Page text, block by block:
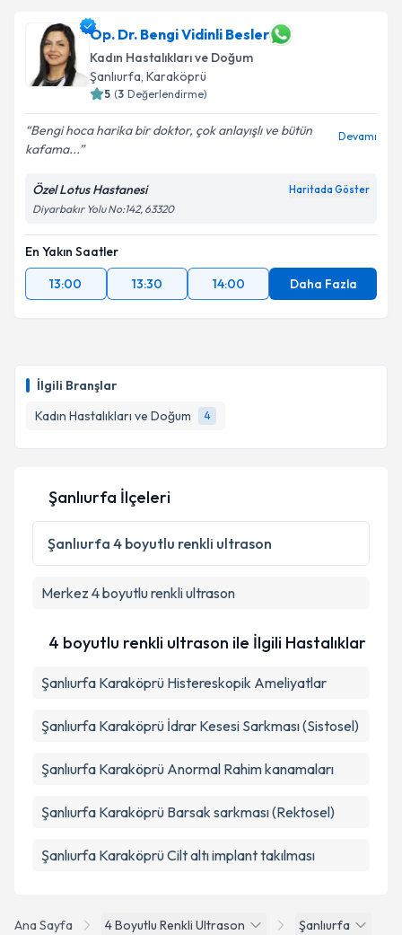
İlgili Branşlar
Kadın Hastalıkları ve Doğum
4
takvim hazırlandığında e-posta ile bilgilendireceğiz.
E-posta Adresiniz
kapsamda işlenmesini kabul ediyorum.
Op. Dr. Bengi Vidinli Besler
Kadın Hastalıkları ve Doğum
Şanlıurfa, Karaköprü
5 (3 Değerlendirme)
Bengi hoca harika bir doktor, çok anlayışlı ve bütün
kafama...
Devamı
Özel Lotus Hastanesi Haritada Göster
Diyarbakır Yolu No:142, 63320
En Yakın Saatler
13:00
13:30 14:00 Daha Fazla
Ana Sayfa 4 Boyutlu Renkli Ultrason
Şanlıurfa
Şanlıurfa İlçeleri
Şanlıurfa 4 boyutlu renkli ultrason
Merkez 4 boyutlu renkli ultrason
4 boyutlu renkli ultrason ile İlgili Hastalıklar
Şanlıurfa Karaköprü Histereskopik Ameliyatlar
Şanlıurfa Karaköprü İdrar Kesesi Sarkması (Sistosel)
Şanlıurfa Karaköprü Anormal Rahim kanamaları
Şanlıurfa Karaköprü Barsak sarkması (Rektosel)
Şanlıurfa Karaköprü Cilt altı implant takılması